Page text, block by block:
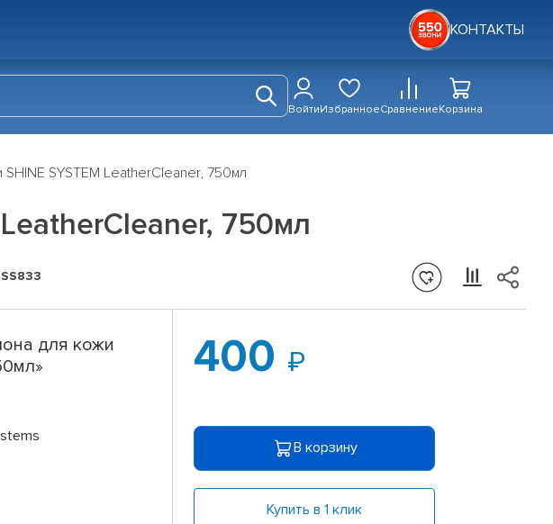
КОНТАКТЫ
ВойтиИзбранноеСравнениеКорзина
SYSTEM LeatherCleaner, 750мл
750мл
SS833
для кожи
400
В корзину
Купить в 1 клик